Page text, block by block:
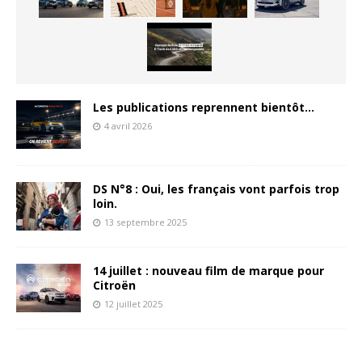
Les publications reprennent bientôt…
4 avril 2026
DS N°8 : Oui, les français vont parfois trop
loin.
13 septembre 2025
14 juillet : nouveau film de marque pour
Citroën
12 juillet 2025